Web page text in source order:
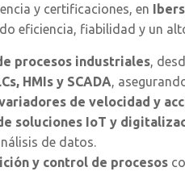
y certificaciones, en
eficiencia, fiabilidad y un
procesos industriales,
HMIs y SCADA,
de velocidad y
soluciones IoT y
de datos.
y control de procesos